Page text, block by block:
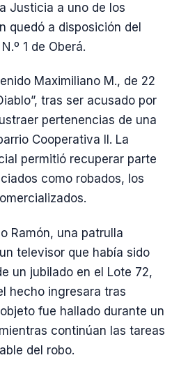
Justicia a uno de los
quedó a disposición del
1 de Oberá.
Maximiliano M., de 22
tras ser acusado por
pertenencias de una
Cooperativa II. La
permitió recuperar parte
como robados, los
Ramón, una patrulla
televisor que había sido
un jubilado en el Lote 72,
hecho ingresara tras
fue hallado durante un
continúan las tareas
del robo.